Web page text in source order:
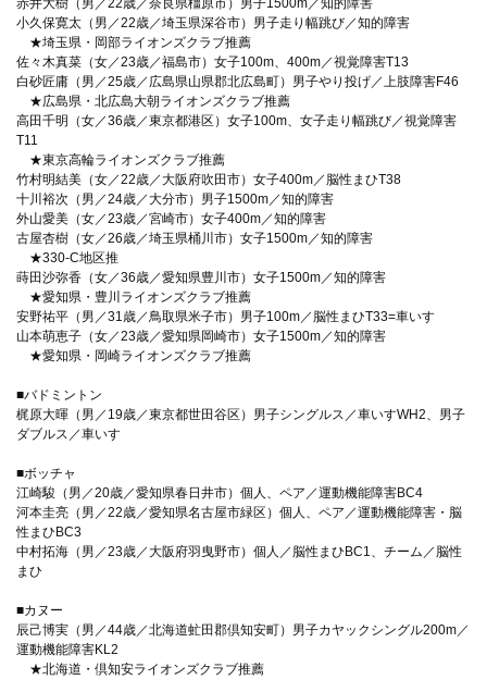
赤井大樹（男／22歳／奈良県橿原市）男子1500m／知的障害
小久保寛太（男／22歳／埼玉県深谷市）男子走り幅跳び／知的障害
★埼玉県・岡部ライオンズクラブ推薦
佐々木真菜（女／23歳／福島市）女子100m、400m／視覚障害T13
白砂匠庸（男／25歳／広島県山県郡北広島町）男子やり投げ／上肢障害F46
★広島県・北広島大朝ライオンズクラブ推薦
高田千明（女／36歳／東京都港区）女子100m、女子走り幅跳び／視覚障害
T11
★東京高輪ライオンズクラブ推薦
竹村明結美（女／22歳／大阪府吹田市）女子400m／脳性まひT38
十川裕次（男／24歳／大分市）男子1500m／知的障害
外山愛美（女／23歳／宮崎市）女子400m／知的障害
古屋杏樹（女／26歳／埼玉県桶川市）女子1500m／知的障害
★330-C地区推
蒔田沙弥香（女／36歳／愛知県豊川市）女子1500m／知的障害
★愛知県・豊川ライオンズクラブ推薦
安野祐平（男／31歳／鳥取県米子市）男子100m／脳性まひT33=車いす
山本萌恵子（女／23歳／愛知県岡崎市）女子1500m／知的障害
★愛知県・岡崎ライオンズクラブ推薦
■バドミントン
梶原大暉（男／19歳／東京都世田谷区）男子シングルス／車いすWH2、男子
ダブルス／車いす
■ボッチャ
江崎駿（男／20歳／愛知県春日井市）個人、ペア／運動機能障害BC4
河本圭亮（男／22歳／愛知県名古屋市緑区）個人、ペア／運動機能障害・脳
性まひBC3
中村拓海（男／23歳／大阪府羽曳野市）個人／脳性まひBC1、チーム／脳性
まひ
■カヌー
辰己博実（男／44歳／北海道虻田郡倶知安町）男子カヤックシングル200m／
運動機能障害KL2
★北海道・倶知安ライオンズクラブ推薦